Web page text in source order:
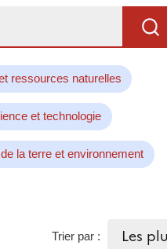
ressources naturelles
et technologie
la terre et environnement
Trier par :